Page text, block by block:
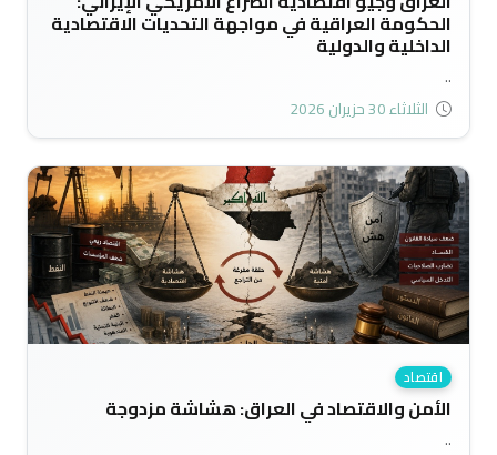
الحكومة العراقية في مواجهة التحديات الاقتصادية
الداخلية والدولية
..
الثلاثاء 30 حزيران 2026
اقتصاد
الأمن والاقتصاد في العراق: هشاشة مزدوجة
..